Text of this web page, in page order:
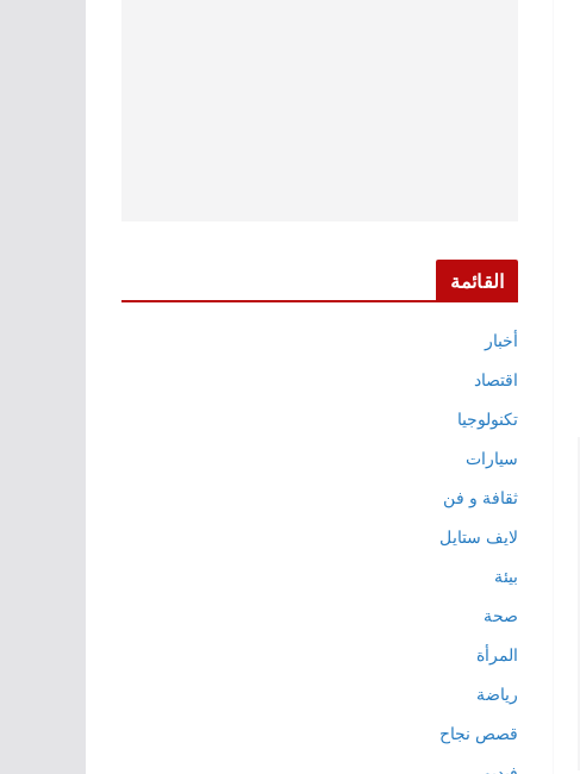
القائمة
أخبار
اقتصاد
تكنولوجيا
سيارات
ثقافة و فن
لايف ستايل
بيئة
صحة
المرأة
رياضة
قصص نجاح